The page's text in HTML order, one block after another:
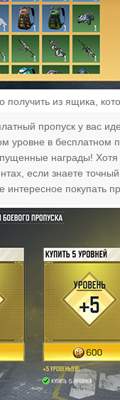
получить из ящика,
пропуск у вас
уровне в бесплатном
награды!
если знаете
интересное покупать